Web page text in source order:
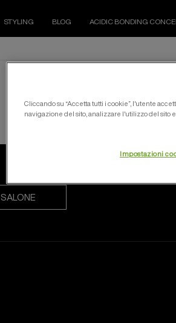
STYLING BLOG ACIDIC BONDING
Cliccando su “Accetta tutti i cookie”, l'utente
navigazione del sito, analizzare l'utilizzo del sito
Impostazioni